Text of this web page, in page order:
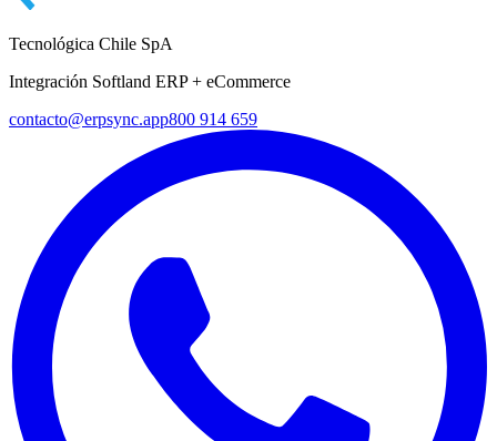
Tecnológica Chile SpA
Integración Softland ERP + eCommerce
contacto@erpsync.app800 914 659